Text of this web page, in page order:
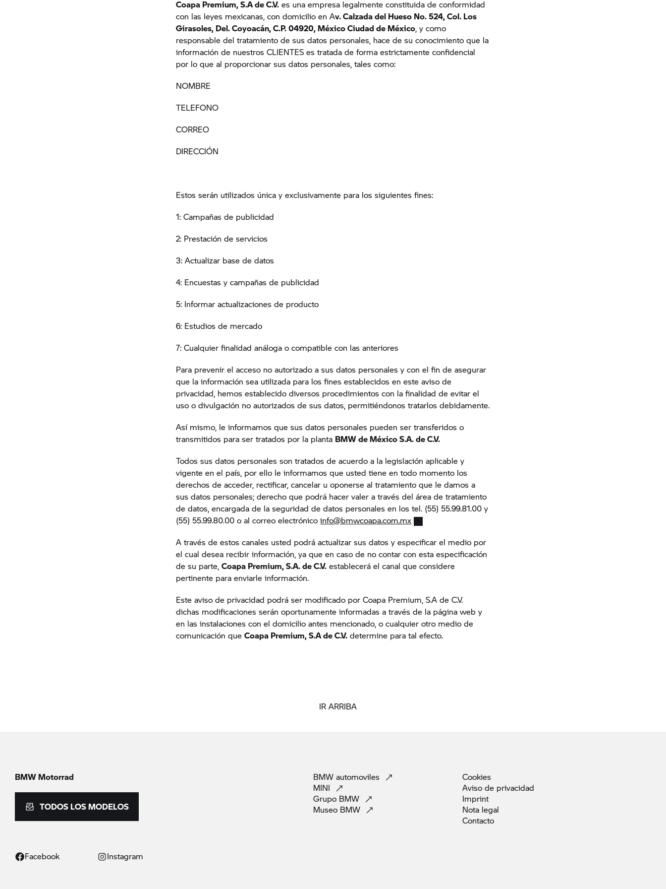
Coapa Premium, S.A de C.V. es una empresa legalmente constituida de conformidad
con las leyes mexicanas, con domicilio en Av. Calzada del Hueso No. 524, Col. Los
Girasoles, Del. Coyoacán, C.P. 04920, México Ciudad de México, y como
responsable del tratamiento de sus datos personales, hace de su conocimiento que la
información de nuestros CLIENTES es tratada de forma estrictamente confidencial
por lo que al proporcionar sus datos personales,tales como:
NOMBRE
TELEFONO
CORREO
DIRECCIÓN
Estos serán utilizados única y exclusivamente para los siguientes fines:
1: Campañas de publicidad
2: Prestación de servicios
3: Actualizar base de datos
4: Encuestas y campañas de publicidad
5: Informar actualizaciones de producto
6: Estudios de mercado
7: Cualquier finalidad análoga o compatible con las anteriores
Para prevenir el acceso no autorizado a sus datos personales y con el fin de asegurar
que la información sea utilizada para los fines establecidos en este aviso de
privacidad, hemos establecido diversos procedimientos con la finalidad de evitar el
uso o divulgación noautorizados de sus datos, permitiéndonos tratarlos debidamente.
Así mismo, le informamos que sus datos personales pueden ser transferidos o
transmitidos para ser tratados por la planta BMW de México S.A. de C.V.
Todos sus datos personales son tratados de acuerdo a la legislación aplicable y
vigente en el país, por ello le informamos que usted tiene en todo momento los
derechos de acceder, rectificar, cancelar u oponerse al tratamiento que le damos a
sus datos personales; derecho que podrá hacer valer a través del área de tratamiento
de datos, encargada de la seguridad de datos personales en los tel. (55) 55.99.81.00 y
(55) 55.99.80.00 o al correo electrónicoinfo@bmwcoapa.com.mx
A través de estos canales usted podrá actualizar sus datos y especificar el medio por
el cual desea recibir información, ya que en caso de no contar con esta especificación
de su parte,Coapa Premium, S.A. de C.V. establecerá el canal que considere
pertinente para enviarleinformación.
Este aviso de privacidad podrá ser modificado por Coapa Premium, S.A de C.V.
dichas modificaciones serán oportunamente informadas a través de la página web y
en las instalaciones con el domicilio antes mencionado, o cualquier otro medio de
comunicación queCoapa Premium, S.A de C.V. determine para tal efecto.
IR ARRIBA
BMW Motorrad
TODOS LOS MODELOS
Facebook Instagram
BMW automoviles
MINI
Grupo BMW
Museo BMW
Cookies
Aviso de privacidad
Imprint
Nota legal
Contacto